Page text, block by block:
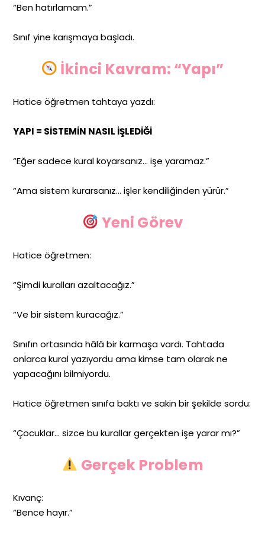
“Ben hatırlamam.”
Sınıf yine karışmaya başladı.
İkinci Kavram: “Yapı”
Hatice öğretmen tahtaya yazdı:
YAPI = SİSTEMİN NASIL İŞLEDİĞİ
“Eğer sadece kural koyarsanız… işe yaramaz.”
“Ama sistem kurarsanız… işler kendiliğinden yürür.”
Yeni Görev
Hatice öğretmen:
“Şimdi kuralları azaltacağız.”
“Ve bir sistem kuracağız.”
Sınıfın ortasında hâlâ bir karmaşa vardı. Tahtada
onlarca kural yazıyordu ama kimse tam olarak ne
yapacağını bilmiyordu.
Hatice öğretmen sınıfa baktı ve sakin bir şekilde sordu:
“Çocuklar… sizce bu kurallar gerçekten işe yarar mı?”
Gerçek Problem
Kıvanç:
“Bence hayır.”